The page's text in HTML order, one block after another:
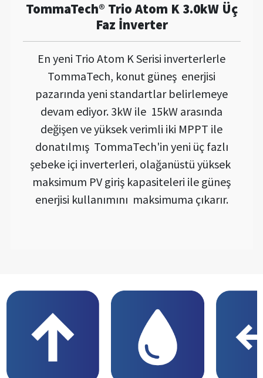
TommaTech® Trio Atom K 3.0kW Üç
Faz İnverter
En yeni Trio Atom K Serisi inverterlerle
TommaTech, konut güneş enerjisi
pazarında yeni standartlar belirlemeye
devam ediyor. 3kW ile 15kW arasında
değişen ve yüksek verimli iki MPPT ile
donatılmış TommaTech'in yeni üç fazlı
şebeke içi inverterleri, olağanüstü yüksek
maksimum PV giriş kapasiteleri ile güneş
enerjisi kullanımını maksimuma çıkarır.